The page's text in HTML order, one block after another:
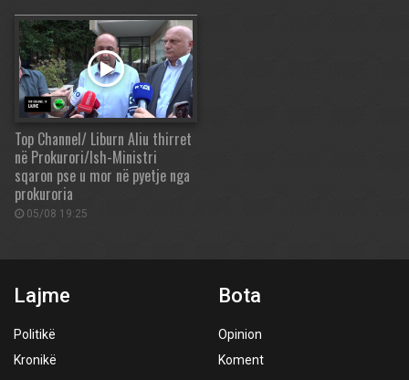
Top Channel/ Liburn Aliu thirret
në Prokurori/Ish-Ministri
sqaron pse u mor në pyetje nga
prokuroria
05/08 19:25
Lajme
Politikë
Kronikë
Bota
Opinion
Koment